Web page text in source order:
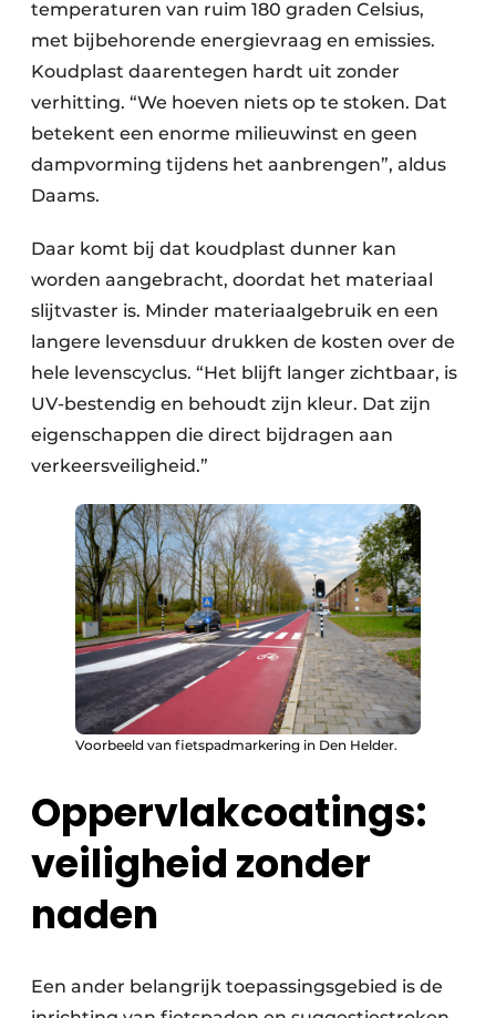
temperaturen van ruim 180 graden Celsius,
met bijbehorende energievraag en emissies.
Koudplast daarentegen hardt uit zonder
verhitting. “We hoeven niets op te stoken. Dat
betekent een enorme milieuwinst en geen
dampvorming tijdens het aanbrengen”, aldus
Daams.
Daar komt bij dat koudplast dunner kan
worden aangebracht, doordat het materiaal
slijtvaster is. Minder materiaalgebruik en een
langere levensduur drukken de kosten over de
hele levenscyclus. “Het blijft langer zichtbaar, is
UV-bestendig en behoudt zijn kleur. Dat zijn
eigenschappen die direct bijdragen aan
verkeersveiligheid.”
Voorbeeld van fietspadmarkering in Den Helder.
Oppervlakcoatings:
veiligheid zonder
naden
Een ander belangrijk toepassingsgebied is de